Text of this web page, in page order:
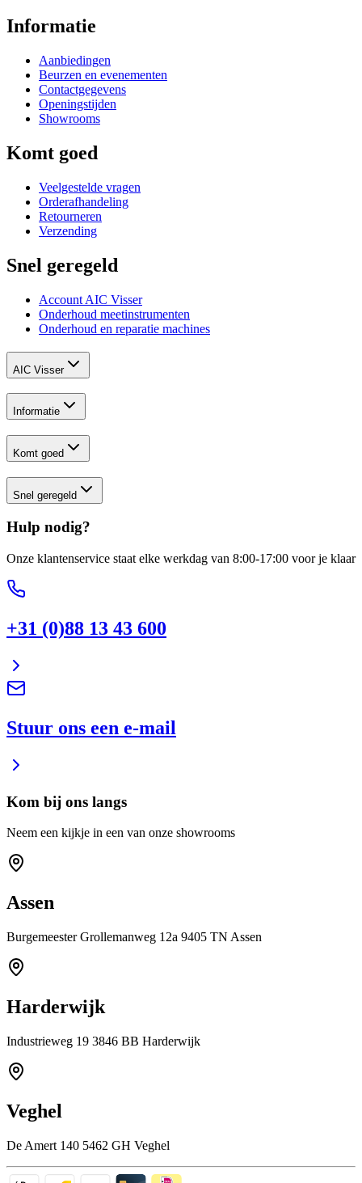
Informatie
Aanbiedingen
Beurzen en evenementen
Contactgegevens
Openingstijden
Showrooms
Komt goed
Veelgestelde vragen
Orderafhandeling
Retourneren
Verzending
Snel geregeld
Account AIC Visser
Onderhoud meetinstrumenten
Onderhoud en reparatie machines
AIC Visser
Informatie
Komt goed
Snel geregeld
Hulp nodig?
Onze klantenservice staat elke werkdag van 8:00-17:00 voor je klaar
+31 (0)88 13 43 600
Stuur ons een e-mail
Kom bij ons langs
Neem een kijkje in een van onze showrooms
Assen
Burgemeester Grollemanweg 12a 9405 TN Assen
Harderwijk
Industrieweg 19 3846 BB Harderwijk
Veghel
De Amert 140 5462 GH Veghel